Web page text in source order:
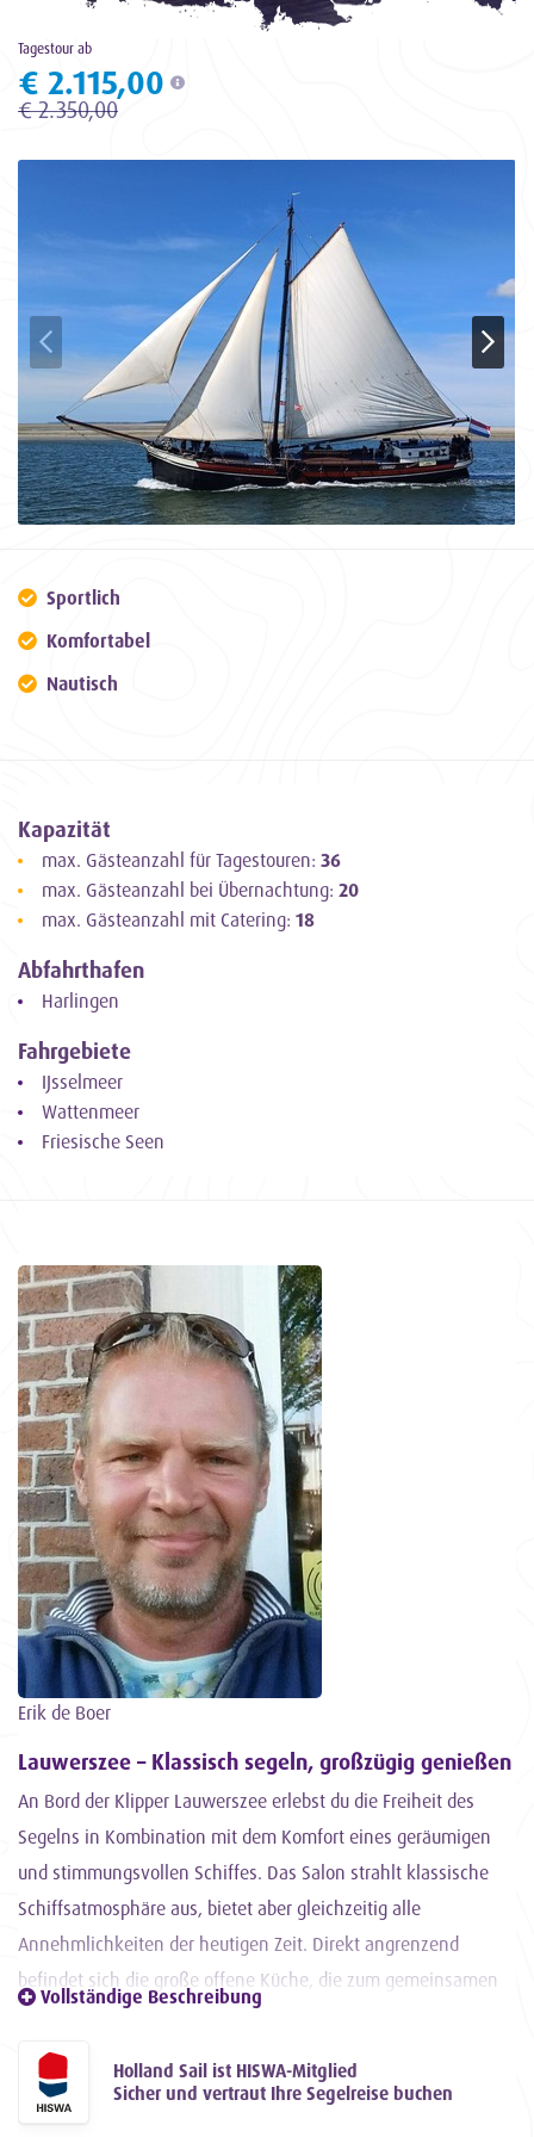
Tagestour ab
€ 2.115,00
€ 2.350,00
Sportlich
Komfortabel
Nautisch
Kapazität
max. Gästeanzahl für Tagestouren: 36
max. Gästeanzahl bei Übernachtung: 20
max. Gästeanzahl mit Catering: 18
Abfahrthafen
Harlingen
Fahrgebiete
IJsselmeer
Wattenmeer
Friesische Seen
Erik de Boer
Lauwerszee – Klassisch segeln, großzügig genießen
An Bord der Klipper Lauwerszee erlebst du die Freiheit des
Segelns in Kombination mit dem Komfort eines geräumigen
und stimmungsvollen Schiffes. Das Salon strahlt klassische
Schiffsatmosphäre aus, bietet aber gleichzeitig alle
Annehmlichkeiten der heutigen Zeit. Direkt angrenzend
befindet sich die große offene Küche, die zum gemeinsamen
Kochen und gemütlichen Tafeln einlädt. Der Smeg-Herd mit
sechs Gasflammen und einem großen Elektrobackofen bietet
alle Möglichkeiten für aufwendige Gerichte. Für
Vollständige Beschreibung
Holland Sail ist HISWA-Mitglied
Sicher und vertraut Ihre Segelreise buchen